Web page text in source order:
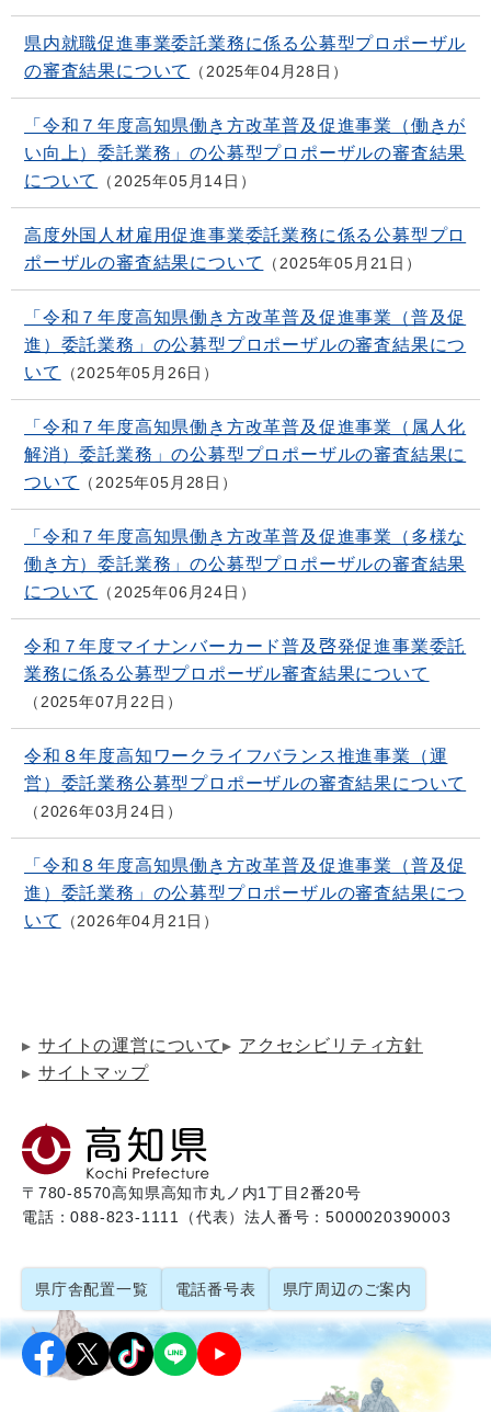
県内就職促進事業委託業務に係る公募型プロポーザル
の審査結果について
2025年04月28日
「令和７年度高知県働き方改革普及促進事業（働きが
い向上）委託業務」の公募型プロポーザルの審査結果
について
2025年05月14日
高度外国人材雇用促進事業委託業務に係る公募型プロ
ポーザルの審査結果について
2025年05月21日
「令和７年度高知県働き方改革普及促進事業（普及促
進）委託業務」の公募型プロポーザルの審査結果につ
いて
2025年05月26日
「令和７年度高知県働き方改革普及促進事業（属人化
解消）委託業務」の公募型プロポーザルの審査結果に
ついて
2025年05月28日
「令和７年度高知県働き方改革普及促進事業（多様な
働き方）委託業務」の公募型プロポーザルの審査結果
について
2025年06月24日
令和７年度マイナンバーカード普及啓発促進事業委託
業務に係る公募型プロポーザル審査結果について
2025年07月22日
令和８年度高知ワークライフバランス推進事業（運
営）委託業務公募型プロポーザルの審査結果について
2026年03月24日
「令和８年度高知県働き方改革普及促進事業（普及促
進）委託業務」の公募型プロポーザルの審査結果につ
いて
2026年04月21日
サイトの運営について
アクセシビリティ方針
サイトマップ
〒780-8570高知県高知市丸ノ内1丁目2番20号
電話：088-823-1111（代表）法人番号：5000020390003
県庁舎配置一覧 電話番号表 県庁周辺のご案内